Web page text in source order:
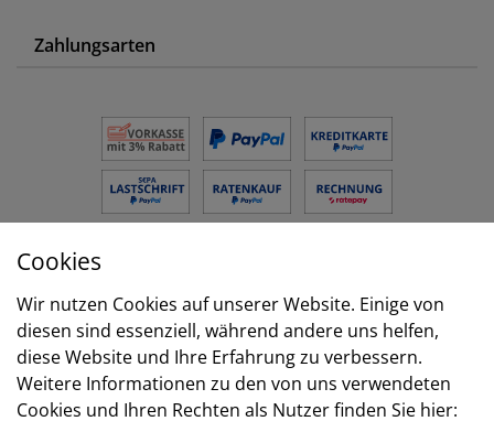
Zahlungsarten
Versand
Cookies
Wir nutzen Cookies auf unserer Website. Einige von
diesen sind essenziell, während andere uns helfen,
diese Website und Ihre Erfahrung zu verbessern.
Weitere Informationen zu den von uns verwendeten
Cookies und Ihren Rechten als Nutzer finden Sie hier: